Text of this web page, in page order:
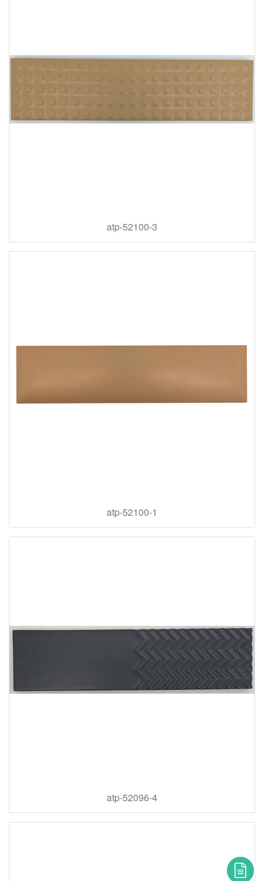
atp-52100-3
atp-52100-1
atp-52096-4